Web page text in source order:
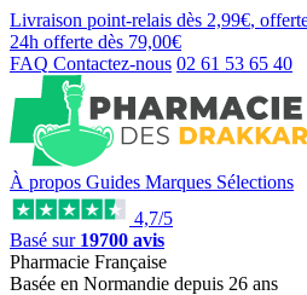
Livraison point-relais dès 2,99€,
24h offerte dès 79,00€
FAQ Contactez-nous 02 61 53 65 40
À propos Guides Marques Sélections
4,7/5
Basé sur 19700 avis
Pharmacie Française
Basée en Normandie depuis 26 ans